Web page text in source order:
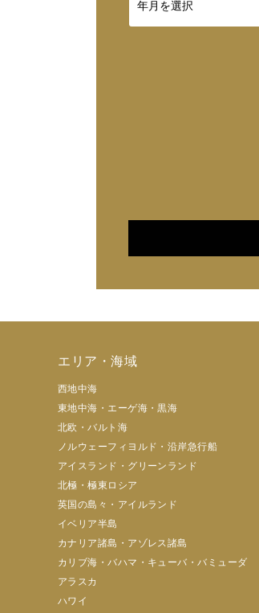
エリア・海域
西地中海
東地中海・エーゲ海・黒海
北欧・バルト海
ノルウェーフィヨルド・沿岸急行船
アイスランド・グリーンランド
北極・極東ロシア
英国の島々・アイルランド
イベリア半島
カナリア諸島・アゾレス諸島
カリブ海・バハマ・キューバ・バミューダ
アラスカ
ハワイ